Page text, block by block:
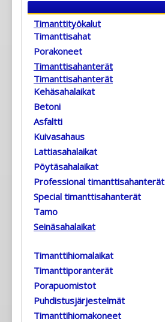
Timanttityökalut
Timanttisahat
Porakoneet
Timanttisahanterät
Timanttisahanterät
Kehäsahalaikat
Betoni
Asfaltti
Kuivasahaus
Lattiasahalaikat
Pöytäsahalaikat
Professional timanttisahanterät
Special timanttisahanterät
Tamo
Seinäsahalaikat
Timanttihiomalaikat
Timanttiporanterät
Porapuomistot
Puhdistusjärjestelmät
Timanttihiomakoneet